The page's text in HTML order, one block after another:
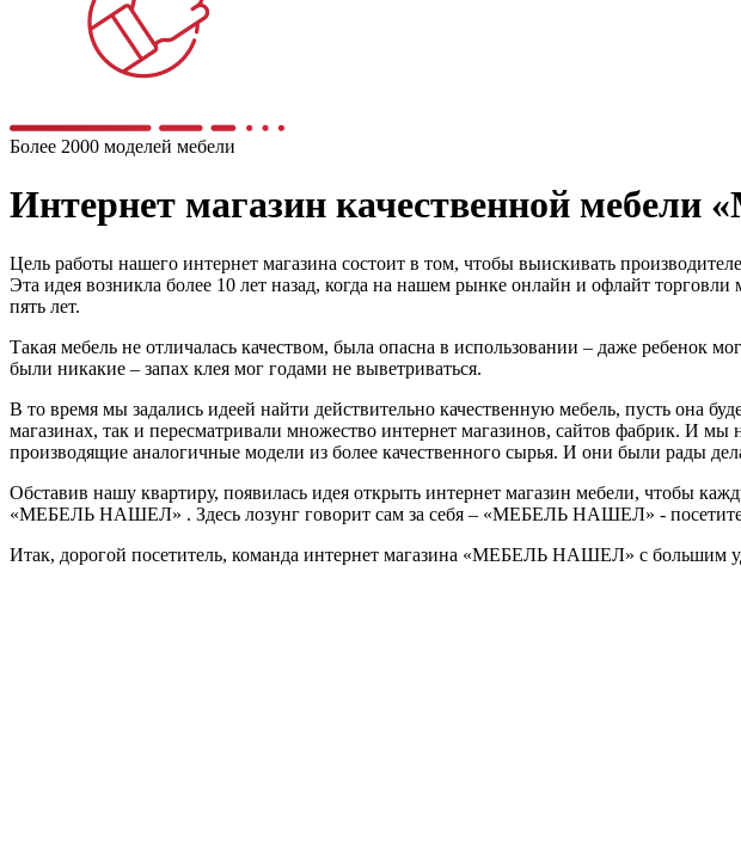
Более 2000 моделей мебели
Интернет магазин качественной
Цель работы нашего интернет магазина состоит в том, чтобы выискивать
Эта идея возникла более 10 лет назад, когда на нашем рынке онлайн и офлайт
пять лет.
Такая мебель не отличалась качеством, была опасна в использовании – даже ребенок
были никакие – запах клея мог годами не выветриваться.
В то время мы задались идеей найти действительно качественную мебель, пусть она
магазинах, так и пересматривали множество интернет магазинов, сайтов фабрик. И
производящие аналогичные модели из более качественного сырья. И они были рады
Обставив нашу квартиру, появилась идея открыть интернет магазин мебели, чтобы
«МЕБЕЛЬ НАШЕЛ» . Здесь лозунг говорит сам за себя – «МЕБЕЛЬ НАШЕЛ» -
Итак, дорогой посетитель, команда интернет магазина «МЕБЕЛЬ НАШЕЛ» с большим